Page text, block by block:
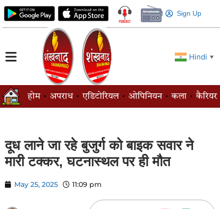
Sign Up
Hindi ▼
होम अपराध एडिटोरियल ओपिनियन कला कैरियर
दूध लाने जा रहे बुजुर्ग को बाइक सवार ने
मारी टक्कर, घटनास्थल पर ही मौत
May 25, 2025 11:09 pm